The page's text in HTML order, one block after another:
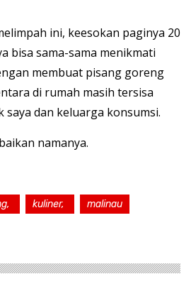
ini, keesokan paginya 20
bisa sama-sama menikmati
membuat pisang goreng
di rumah masih tersisa
dan keluarga konsumsi.
namanya.
kuliner, malinau